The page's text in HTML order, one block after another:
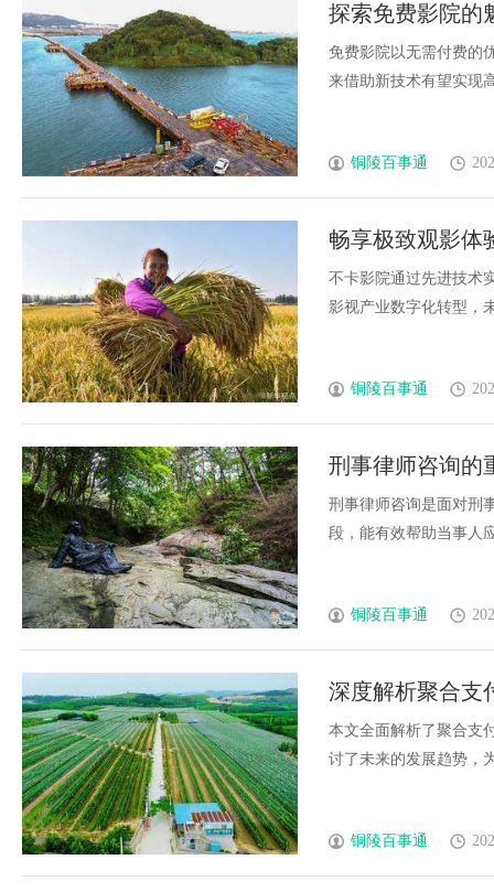
探索免费影院的
免费影院以无需付费的
来借助新技术有望实现
铜陵百事通
畅享极致观影体
发展
不卡影院通过先进技术
影视产业数字化转型，
铜陵百事通
刑事律师咨询的
刑事律师咨询是面对刑
段，能有效帮助当事人
铜陵百事通
深度解析聚合支
本文全面解析了聚合支
讨了未来的发展趋势，
铜陵百事通